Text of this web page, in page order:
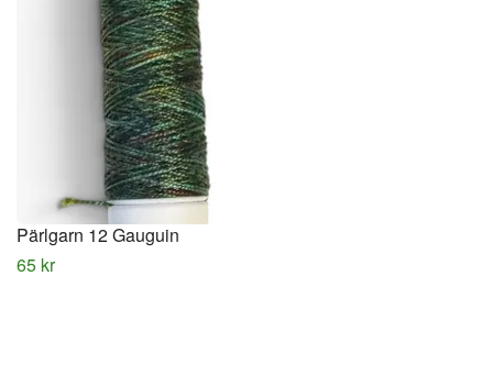
Pärlgarn 12 Gauguin
65 kr